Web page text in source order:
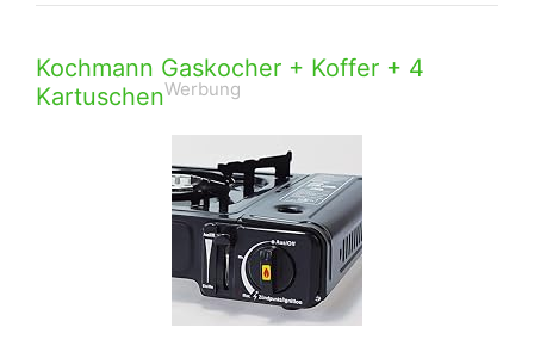
Kochmann Gaskocher + Koffer + 4
KartuschenWerbung